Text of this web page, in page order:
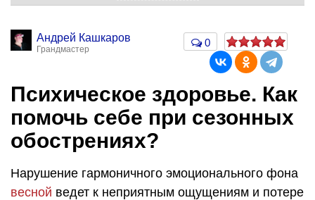
Андрей Кашкаров
Грандмастер
0
Психическое здоровье. Как
помочь себе при сезонных
обострениях?
Нарушение гармоничного эмоционального фона
весной ведет к неприятным ощущениям и потере